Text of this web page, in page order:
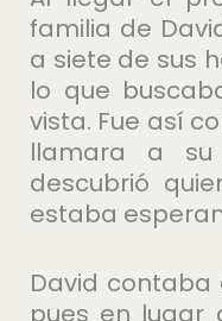
familia de
a siete de sus
lo que
vista. Fue así
llamara a
descubrió
estaba
David
pues en lugar